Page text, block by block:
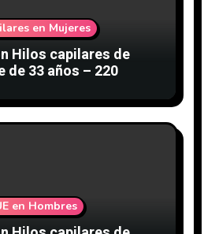
en Mujeres
Hilos capilares de
de 33 años – 220
en Hombres